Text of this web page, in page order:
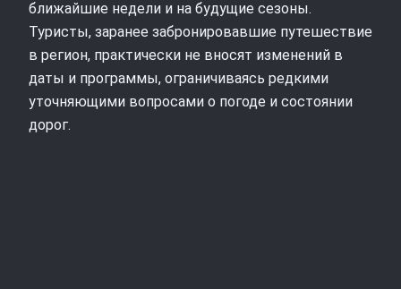
ближайшие недели и на будущие сезоны.
Туристы, заранее забронировавшие путешествие
в регион, практически не вносят изменений в
даты и программы, ограничиваясь редкими
уточняющими вопросами о погоде и состоянии
дорог.